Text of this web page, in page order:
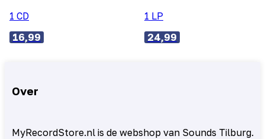
1 CD
16,99
1 LP
24,99
Over
MyRecordStore.nl is de webshop van Sounds Tilburg.